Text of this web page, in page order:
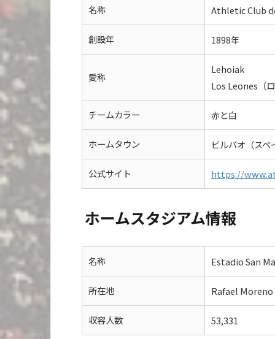
名称 Athletic Club
創設年 1898年
愛称
Lehoiak
Los Leones（
チームカラー 赤と白
ホームタウン ビルバオ（スペ
公式サイト https://
ホームスタジアム情報
名称 Estadio San
所在地 Rafael
収容人数 53,331